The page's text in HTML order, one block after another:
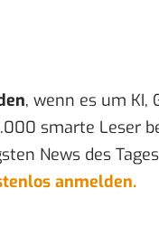
, wenn es um KI,
smarte Leser
News des
anmelden.